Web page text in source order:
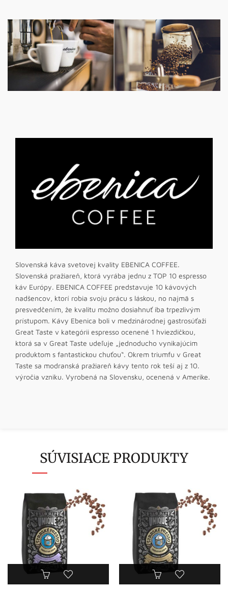
Slovenská káva svetovej kvality EBENICA COFFEE.
Slovenská pražiareň, ktorá vyrába jednu z TOP 10 espresso
káv Európy. EBENICA COFFEE predstavuje 10 kávových
nadšencov, ktorí robia svoju prácu s láskou, no najmä s
presvedčením, že kvalitu možno dosiahnuť iba trpezlivým
prístupom. Kávy Ebenica boli v medzinárodnej gastrosúťaži
Great Taste v kategórii espresso ocenené 1 hviezdičkou,
ktorá sa v Great Taste udeľuje „jednoducho vynikajúcim
produktom s fantastickou chuťou“. Okrem triumfu v Great
Taste sa modranská pražiareň kávy tento rok teší aj z 10.
výročia vzniku. Vyrobená na Slovensku, ocenená v Amerike.
SÚVISIACE PRODUKTY